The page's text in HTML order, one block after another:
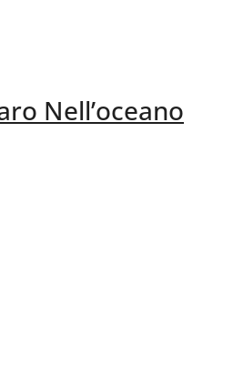
Nell’oceano